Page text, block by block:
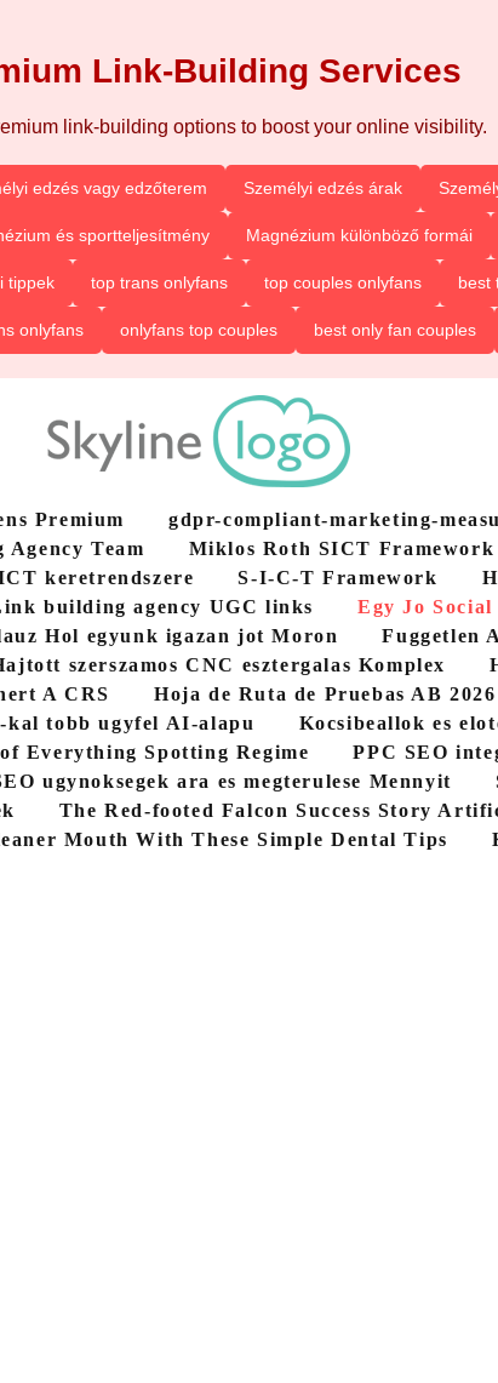
Link-Building Services
link-building options to boost your online visibility.
edzés vagy edzőterem Személyi edzés árak
és sportteljesítmény Magnézium különböző formái
tippek top trans onlyfans top couples onlyfans best
onlyfans onlyfans top couples best only fan couples
Premium gdpr-compliant-marketing-
Team Miklos Roth SICT Framework
keretrendszere S-I-C-T Framework
building agency UGC links
Egy Jo
Hol egyunk igazan jot Moron
Fuggetlen
szerszamos CNC esztergalas Komplex
A CRS Hoja de Ruta de Pruebas AB
tobb ugyfel AI-alapu Kocsibeallok es
Everything Spotting Regime
PPC SEO
ugynoksegek ara es megterulese Mennyit
The Red-footed Falcon Success Story
Mouth With These Simple Dental Tips